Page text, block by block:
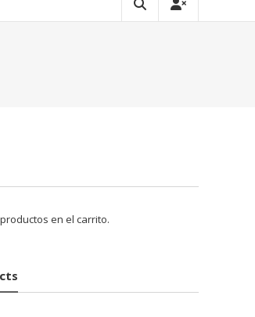
en el carrito.